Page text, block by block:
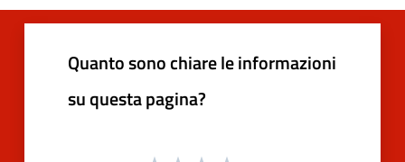
Quanto sono chiare le informazioni
su questa pagina?